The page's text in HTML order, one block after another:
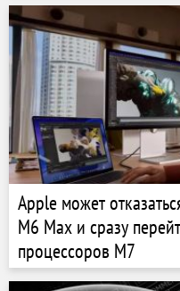
Apple может
M6 Max и сразу
процессоров M7